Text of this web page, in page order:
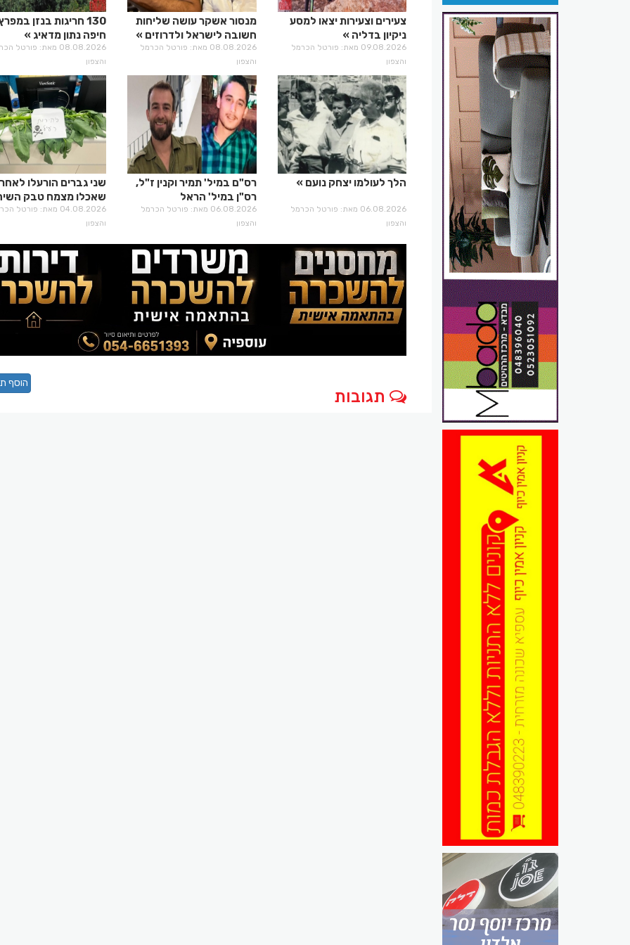
צעירים וצעירות יצאו למסע
ניקיון בדליה
09.08.2026 מאת: פורטל הכרמל
והצפון
מנסור אשקר עושה שליחות
חשובה לישראל ולדרוזים
08.08.2026 מאת: פורטל הכרמל
והצפון
130 חריגות בנזן
חיפה נתון מדאיג
08.08.2026 מאת: פורטל
והצפון
הלך לעולמו יצחק נועם
06.08.2026 מאת: פורטל הכרמל
והצפון
רס"ם במיל' תמיר וקנין ז"ל,
רס"ן במיל' הראל
בירנשטוק ז"ל06.08.2026 מאת: פורטל הכרמל
והצפון
שני גברים הורעלו לאחר
שאכלו מצמח טבק
04.08.2026 מאת: פורטל
והצפון
תגובות
הוסף